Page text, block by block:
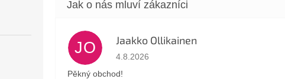
JO Jaakko Ollikainen
Hodnocení obchodu je 5 z 5 hvězdiček.
4.8.2026
Pěkný obchod!